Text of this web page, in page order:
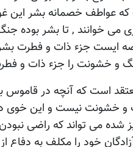
عواطف خصمانه بشر این
می خوانند , تا بشر بوده
ایست جزء ذات و فطرت بشر ,
خشونت را جزء ذات و فطرت
است که آنچه در
خشونت نیست و این خوی
شده می تواند که راضی
خود را مکلف به